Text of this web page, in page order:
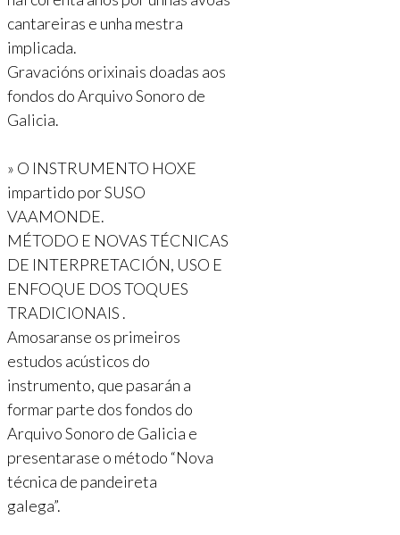
cantareiras e unha mestra
implicada.
Gravacións orixinais doadas aos
fondos do Arquivo Sonoro de
Galicia.
» O INSTRUMENTO HOXE
impartido por SUSO
VAAMONDE.
MÉTODO E NOVAS TÉCNICAS
DE INTERPRETACIÓN, USO E
ENFOQUE DOS TOQUES
TRADICIONAIS .
Amosaranse os primeiros
estudos acústicos do
instrumento, que pasarán a
formar parte dos fondos do
Arquivo Sonoro de Galicia e
presentarase o método “Nova
técnica de pandeireta
galega”.